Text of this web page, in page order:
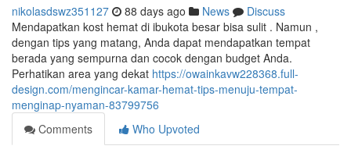
nikolasdswz351127 88 days ago News
Discuss
Mendapatkan kost hemat di ibukota besar bisa sulit . Namun ,
dengan tips yang matang, Anda dapat mendapatkan tempat
berada yang sempurna dan cocok dengan budget Anda.
Perhatikan area yang dekat https://owainkavw228368.full-
design.com/mengincar-kamar-hemat-tips-menuju-tempat-
menginap-nyaman-83799756
Comments
Who Upvoted